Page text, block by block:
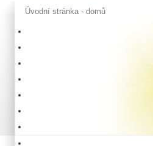
Úvodní stránka - domů